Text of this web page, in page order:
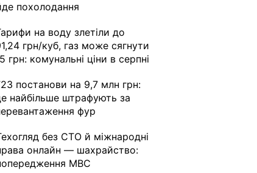
похолодання
на воду злетіли до
грн/куб, газ може сягнути
грн: комунальні ціни в серпні
постанови на 9,7 млн грн:
найбільше штрафують за
фур
без СТО й міжнародні
онлайн — шахрайство:
МВС